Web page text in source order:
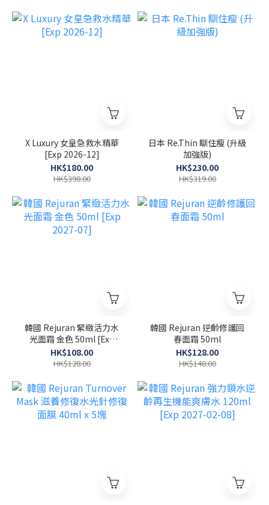
X Luxury 女皇急救水精華
[Exp 2026-12]
HK$180.00
HK$398.00
日本 Re.Thin 瞓住瘦 (升級
加強版)
HK$230.00
HK$319.00
韓國 Rejuran 緊緻活力水
光面霜 金色 50ml [Exp
2027-07]
HK$108.00
HK$128.00
韓國 Rejuran 逆齡修護回
春面霜 50ml
HK$128.00
HK$148.00